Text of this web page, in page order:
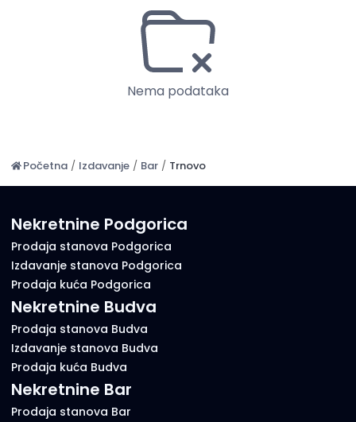
Nema podataka
Početna / Izdavanje / Bar / Trnovo
Nekretnine Podgorica
Prodaja stanova Podgorica
Izdavanje stanova Podgorica
Prodaja kuća Podgorica
Nekretnine Budva
Prodaja stanova Budva
Izdavanje stanova Budva
Prodaja kuća Budva
Nekretnine Bar
Prodaja stanova Bar